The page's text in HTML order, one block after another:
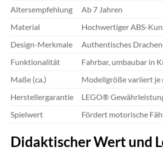
Altersempfehlung
Ab 7 Jahren
Material
Hochwertiger ABS-
Design-Merkmale
Authentisches
Funktionalität
Fahrbar, umbaubar in
Maße (ca.)
Modellgröße variiert je
Herstellergarantie
LEGO®
Spielwert
Fördert motorische
Didaktischer Wert und